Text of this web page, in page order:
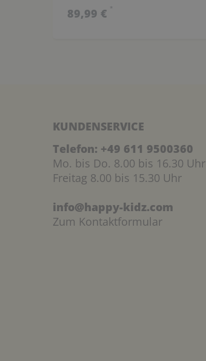
89,99 € *
KUNDENSERVICE
Telefon: +49 611 9500360
Mo. bis Do. 8.00 bis 16.30 Uhr
Freitag 8.00 bis 15.30 Uhr
info@happy-kidz.com
Zum Kontaktformular